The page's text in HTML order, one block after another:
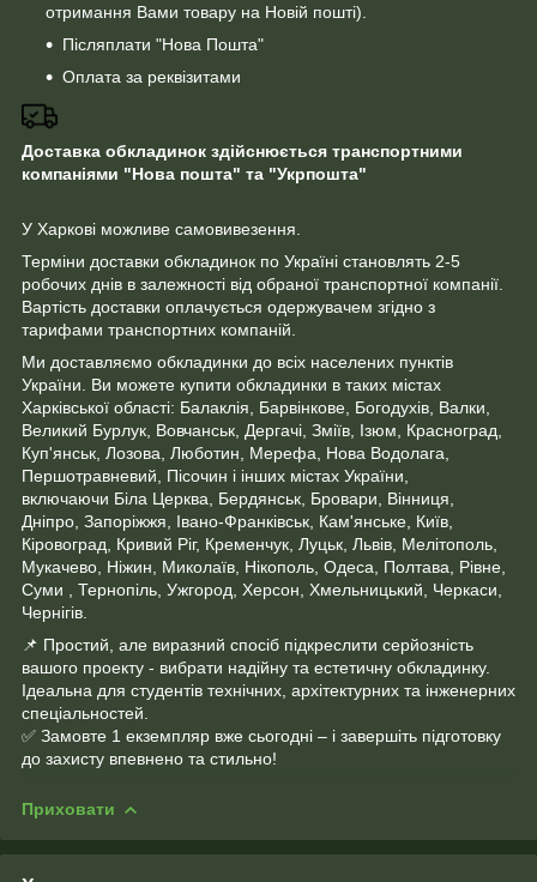
отримання Вами товару на Новій пошті).
Післяплати "Нова Пошта"
Оплата за реквізитами
Доставка обкладинок здійснюється транспортними
компаніями "Нова пошта" та "Укрпошта"
У Харкові можливе самовивезення.
Терміни доставки обкладинок по Україні становлять 2-5
робочих днів в залежності від обраної транспортної компанії.
Вартість доставки оплачується одержувачем згідно з
тарифами транспортних компаній.
Ми доставляємо обкладинки до всіх населених пунктів
України. Ви можете купити обкладинки в таких містах
Харківської області: Балаклія, Барвінкове, Богодухів, Валки,
Великий Бурлук, Вовчанськ, Дергачі, Зміїв, Ізюм, Красноград,
Куп'янськ, Лозова, Люботин, Мерефа, Нова Водолага,
Першотравневий, Пісочин і інших містах України,
включаючи Біла Церква, Бердянськ, Бровари, Вінниця,
Дніпро, Запоріжжя, Івано-Франківськ, Кам'янське, Київ,
Кіровоград, Кривий Ріг, Кременчук, Луцьк, Львів, Мелітополь,
Мукачево, Ніжин, Миколаїв, Нікополь, Одеса, Полтава, Рівне,
Суми , Тернопіль, Ужгород, Херсон, Хмельницький, Черкаси,
Чернігів.
📌 Простий, але виразний спосіб підкреслити серйозність
вашого проекту - вибрати надійну та естетичну обкладинку.
Ідеальна для студентів технічних, архітектурних та інженерних
спеціальностей.
✅ Замовте 1 екземпляр вже сьогодні – і завершіть підготовку
до захисту впевнено та стильно!
Приховати